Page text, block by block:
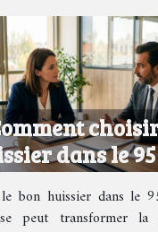
dans le
votre
bon huissier dans le
peut transformer la